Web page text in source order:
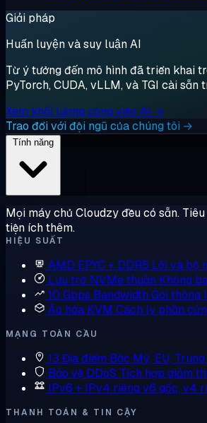
Giải pháp
Huấn luyện và suy luận AI
Từ ý tưởng đến mô hình đã triển khai
PyTorch, CUDA, vLLM, và TGI cài sẵn
Xem khối lượng công việc AI →
Trao đổi với đội ngũ của chúng tôi →
Mọi máy chủ Cloudzy đều có sẵn.
tiện ích thêm.
HIỆU SUẤT
AMD EPYC + DDR5 Lõi và bộ
Lưu trữ NVMe thuần Không
10 Gbps Bandwidth Gói thông
Ảo hóa KVM Cách ly phần
MẠNG TOÀN CẦU
13 Địa điểm Bắc Mỹ, EU,
Bảo vệ DDoS Tích hợp giảm
IPv6 + IPv4 riêng v6 gốc, v4
THANH TOÁN & TIN CẬY